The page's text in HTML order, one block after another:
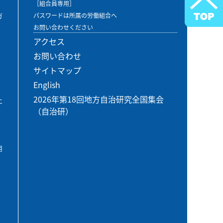
［組合員専用］
パスワードは所属の労働組合へ
お問い合わせください
アクセス
お問い合わせ
サイトマップ
English
2026年第18回地方自治研究全国集会
（自治研）